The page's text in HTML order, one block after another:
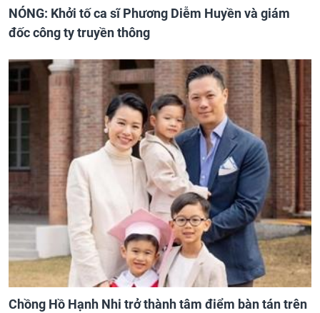
NÓNG: Khởi tố ca sĩ Phương Diễm Huyền và giám
đốc công ty truyền thông
Chồng Hồ Hạnh Nhi trở thành tâm điểm bàn tán trên